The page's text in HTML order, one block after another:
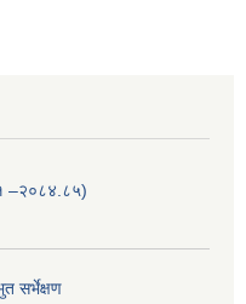
–२०८४.८५)
सर्भेक्षण